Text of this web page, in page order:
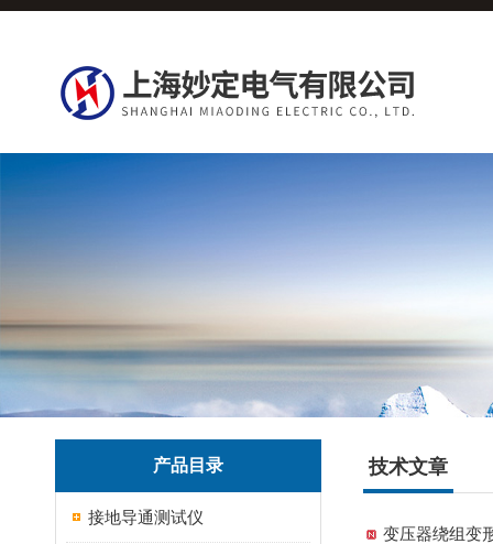
产品目录
接地导通测试仪
技术文章
变压器绕组变